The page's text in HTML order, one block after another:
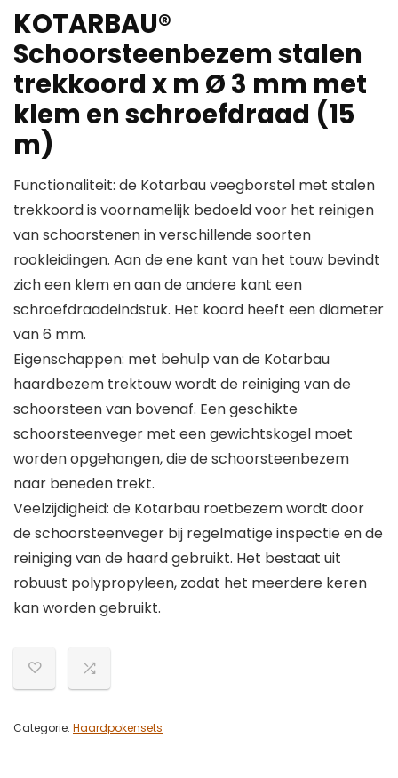
KOTARBAU®
Schoorsteenbezem stalen
trekkoord x m Ø 3 mm met
klem en schroefdraad (15
m)
Functionaliteit: de Kotarbau veegborstel met stalen
trekkoord is voornamelijk bedoeld voor het reinigen
van schoorstenen in verschillende soorten
rookleidingen. Aan de ene kant van het touw bevindt
zich een klem en aan de andere kant een
schroefdraadeindstuk. Het koord heeft een diameter
van 6 mm.
Eigenschappen: met behulp van de Kotarbau
haardbezem trektouw wordt de reiniging van de
schoorsteen van bovenaf. Een geschikte
schoorsteenveger met een gewichtskogel moet
worden opgehangen, die de schoorsteenbezem
naar beneden trekt.
Veelzijdigheid: de Kotarbau roetbezem wordt door
de schoorsteenveger bij regelmatige inspectie en de
reiniging van de haard gebruikt. Het bestaat uit
robuust polypropyleen, zodat het meerdere keren
kan worden gebruikt.
Categorie: Haardpokensets